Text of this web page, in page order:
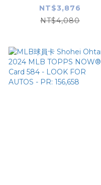
大谷翔平 Nike
Replica Player
版 熱轉印 全新
NT$3,876
NT$4,080